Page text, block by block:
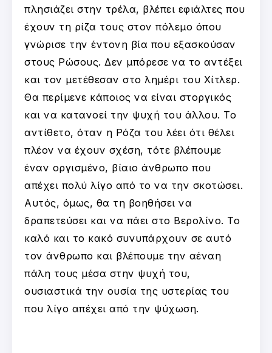
πλησιάζει στην τρέλα, βλέπει εφιάλτες που
έχουν τη ρίζα τους στον πόλεμο όπου
γνώρισε την έντονη βία που εξασκούσαν
στους Ρώσους. Δεν μπόρεσε να το αντέξει
και τον μετέθεσαν στο λημέρι του Χίτλερ.
Θα περίμενε κάποιος να είναι στοργικός
και να κατανοεί την ψυχή του άλλου. Το
αντίθετο, όταν η Ρόζα του λέει ότι θέλει
πλέον να έχουν σχέση, τότε βλέπουμε
έναν οργισμένο, βίαιο άνθρωπο που
απέχει πολύ λίγο από το να την σκοτώσει.
Αυτός, όμως, θα τη βοηθήσει να
δραπετεύσει και να πάει στο Βερολίνο. Το
καλό και το κακό συνυπάρχουν σε αυτό
τον άνθρωπο και βλέπουμε την αέναη
πάλη τους μέσα στην ψυχή του,
ουσιαστικά την ουσία της υστερίας του
που λίγο απέχει από την ψύχωση.